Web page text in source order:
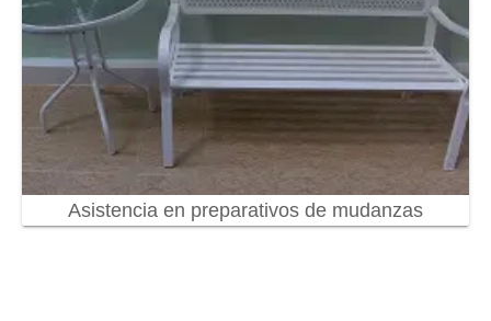
Asistencia en preparativos de mudanzas